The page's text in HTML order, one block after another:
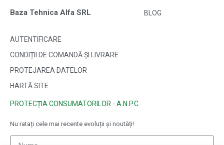
Baza Tehnica Alfa SRL
BLOG
AUTENTIFICARE
CONDIȚII DE COMANDĂ ȘI LIVRARE
PROTEJAREA DATELOR
HARTĂ SITE
PROTECȚIA CONSUMATORILOR - A.N.P.C.
Nu ratați cele mai recente evoluții și noutăți!